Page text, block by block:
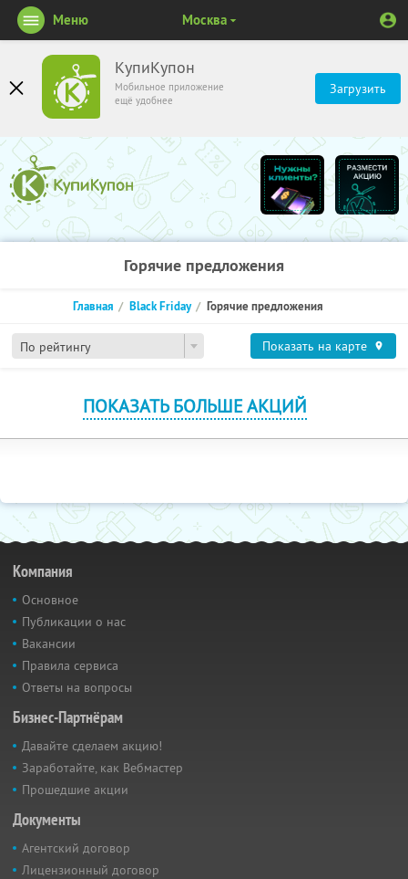
КупиКупон
Мобильное приложение
ещё удобнее
Загрузить
Меню Москва
Горячие предложения
По рейтингу
Главная Black Friday Горячие предложения
Показать на карте
ПОКАЗАТЬ БОЛЬШЕ АКЦИЙ
Компания
Основное
Публикации о нас
Вакансии
Правила сервиса
Ответы на вопросы
Бизнес-Партнёрам
Давайте сделаем акцию!
Заработайте, как Вебмастер
Прошедшие акции
Документы
Агентский договор
Лицензионный договор